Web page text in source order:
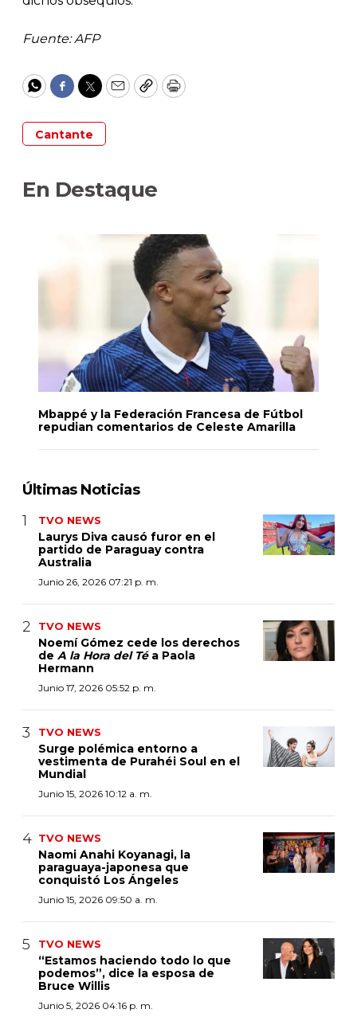
Fuente: AFP
WhatsApp
Facebook
Twitter
EmailCopyPrint
Cantante
En Destaque
Mbappé y la Federación Francesa de Fútbol
repudian comentarios de Celeste Amarilla
Últimas Noticias
TVO NEWS
Laurys Diva causó furor en el
partido de Paraguay contra
Australia
Junio 26, 2026 07:21 p. m.
TVO NEWS
Noemí Gómez cede los derechos
de A la Hora del Té a Paola
Hermann
Junio 17, 2026 05:52 p. m.
TVO NEWS
Surge polémica entorno a
vestimenta de Purahéi Soul en el
Mundial
Junio 15, 2026 10:12 a. m.
TVO NEWS
Naomi Anahi Koyanagi, la
paraguaya-japonesa que
conquistó Los Ángeles
Junio 15, 2026 09:50 a. m.
TVO NEWS
“Estamos haciendo todo lo que
podemos”, dice la esposa de
Bruce Willis
Junio 5, 2026 04:16 p. m.